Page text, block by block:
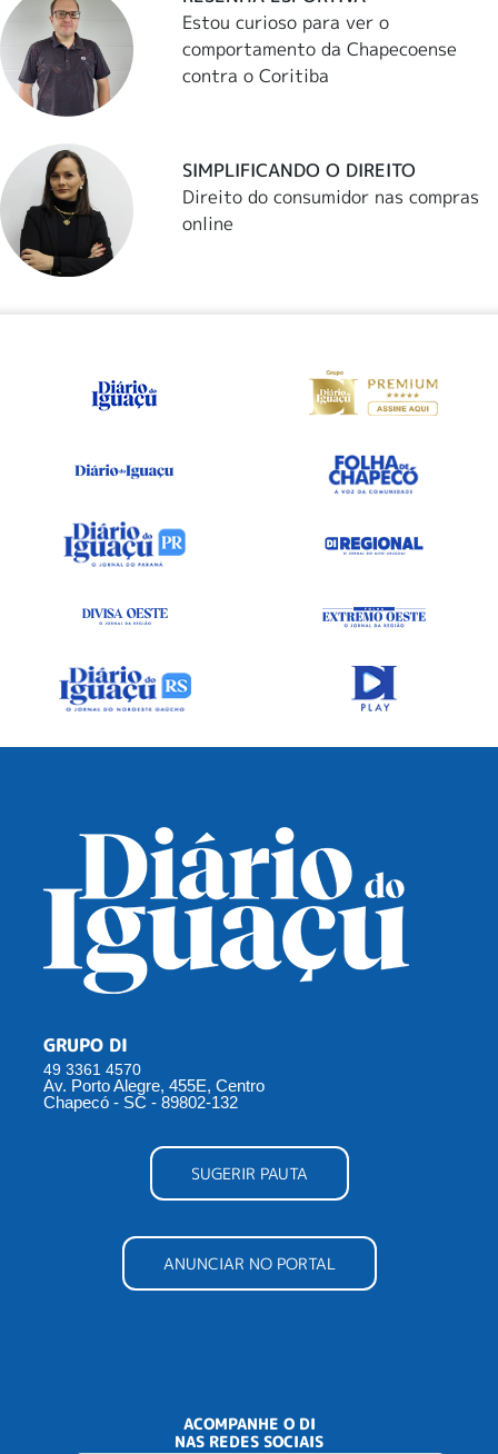
Estou curioso para ver o
comportamento da Chapecoense
contra o Coritiba
SIMPLIFICANDO O DIREITO
Direito do consumidor nas compras
online
GRUPO DI
49 3361 4570
Av. Porto Alegre, 455E, Centro
Chapecó - SC - 89802-132
SUGERIR PAUTA
ANUNCIAR NO PORTAL
ACOMPANHE O DI
NAS REDES SOCIAIS